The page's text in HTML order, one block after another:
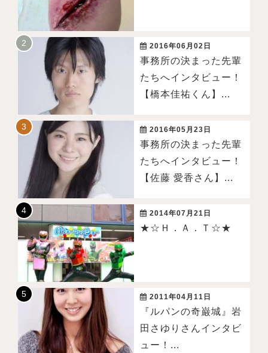
2016年06月02日
事務所の決まった先輩
たちへインタビュー！
【橋本佳祐くん】...
2016年05月23日
事務所の決まった先輩
たちへインタビュー！
【佐藤 愛香さん】...
2014年07月21日
★☆Ｈ．Ａ．Ｔ☆★
2011年04月11日
『ルパンの奇巌城』岩
田さゆりさんインタビ
ュー！...